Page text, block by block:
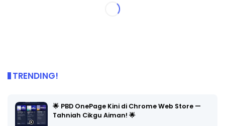
TRENDING!
🌟 PBD OnePage Kini di Chrome Web Store —
Tahniah Cikgu Aiman! 🌟